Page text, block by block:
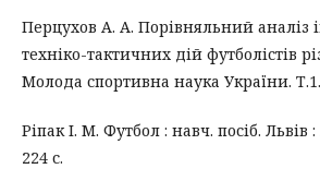
Перцухов А. А. Порівняльний аналіз
техніко-тактичних дій футболістів
Молода спортивна наука України. Т.1.
Ріпак І. М. Футбол : навч. посіб. Львів
224 с.